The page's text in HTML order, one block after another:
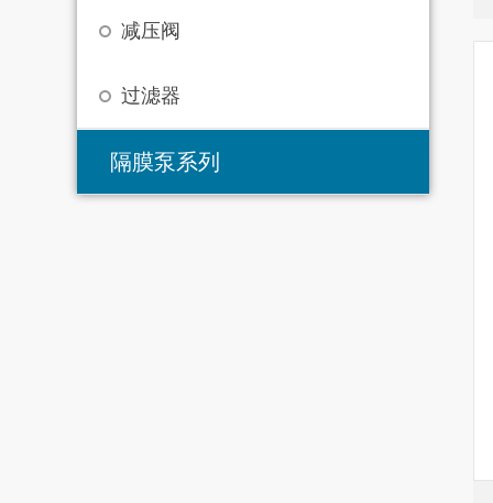
减压阀
过滤器
隔膜泵系列